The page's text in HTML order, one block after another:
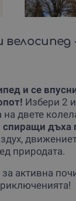
велосипед
и се
Избери 2
на двете
спиращи дъха
природата.
активна